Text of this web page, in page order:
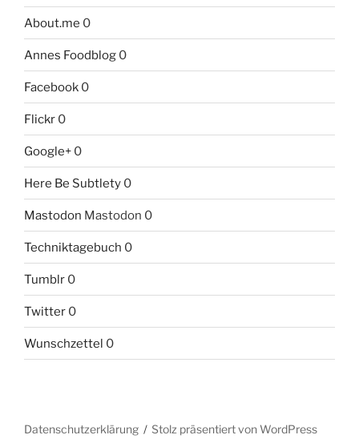
About.me 0
Annes Foodblog 0
Facebook 0
Flickr 0
Google+ 0
Here Be Subtlety 0
Mastodon Mastodon 0
Techniktagebuch 0
Tumblr 0
Twitter 0
Wunschzettel 0
Datenschutzerklärung Stolz präsentiert von WordPress